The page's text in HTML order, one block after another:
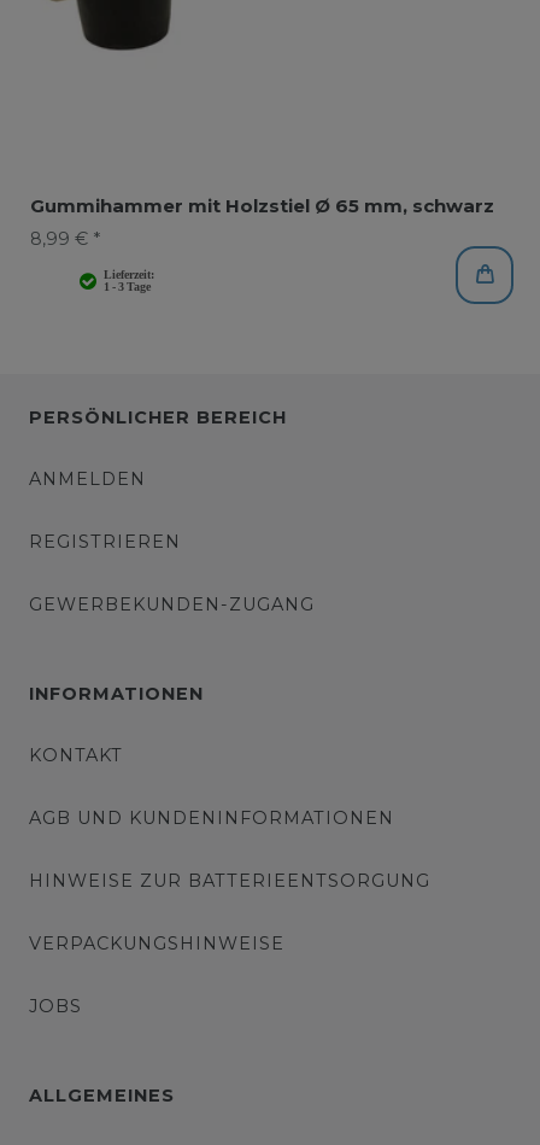
Gummihammer mit Holzstiel Ø 65 mm, schwarz
8,99 € *
PERSÖNLICHER BEREICH
ANMELDEN
REGISTRIEREN
GEWERBEKUNDEN-ZUGANG
INFORMATIONEN
KONTAKT
AGB UND KUNDENINFORMATIONEN
HINWEISE ZUR BATTERIEENTSORGUNG
VERPACKUNGSHINWEISE
JOBS
ALLGEMEINES